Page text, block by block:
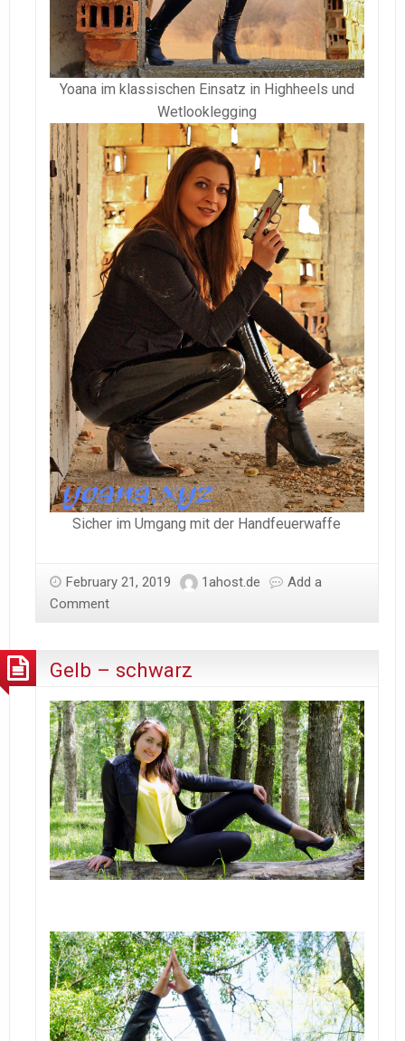
Yoana im klassischen Einsatz in Highheels und
Wetlooklegging
Sicher im Umgang mit der Handfeuerwaffe
February 21, 2019 1ahost.de
Add a
Comment
Gelb – schwarz